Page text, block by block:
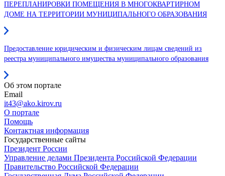
ПЕРЕПЛАНИРОВКИ ПОМЕЩЕНИЯ В МНОГОКВАРТИРНОМ
ДОМЕ НА ТЕРРИТОРИИ МУНИЦИПАЛЬНОГО ОБРАЗОВАНИЯ
Предоставление юридическим и физическим лицам сведений из
реестра муниципального имущества муниципального образования
Об этом портале
Email
it43@ako.kirov.ru
О портале
Помощь
Контактная информация
Государственные сайты
Президент России
Управление делами Президента Российской Федерации
Правительство Российской Федерации